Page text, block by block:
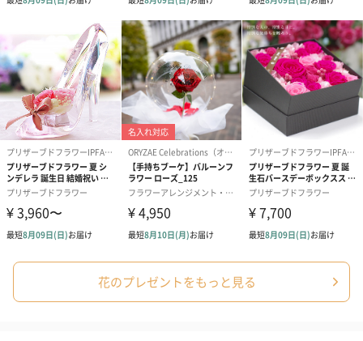
花のプレゼントをもっと見る